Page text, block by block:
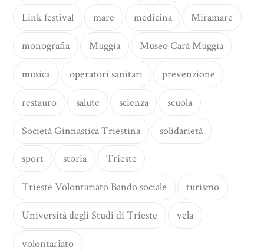
Link festival mare medicina Miramare
monografia Muggia Museo Carà Muggia
musica operatori sanitari prevenzione
restauro salute scienza scuola
Società Ginnastica Triestina solidarietà
sport storia Trieste
Trieste Volontariato Bando sociale turismo
Università degli Studi di Trieste vela
volontariato